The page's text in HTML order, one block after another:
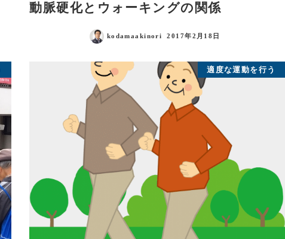
動脈硬化とウォーキングの関係
kodamaakinori 2017年2月18日
適度な運動を行う